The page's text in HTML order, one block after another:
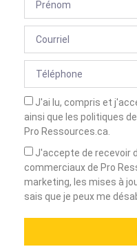
J'ai lu, compris et
ainsi que les politiques
Pro Ressources.ca.
J'accepte de recevoir
commerciaux de Pro
marketing, les mises à
sais que je peux me